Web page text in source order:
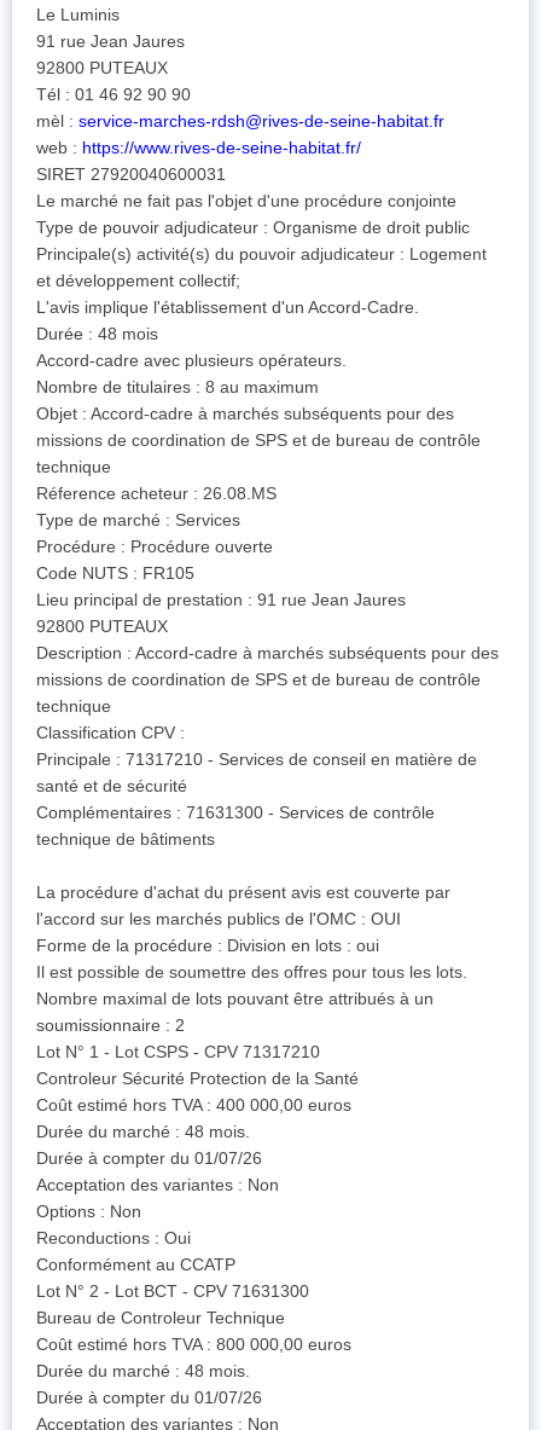
Le Luminis
91 rue Jean Jaures
92800 PUTEAUX
Tél : 01 46 92 90 90
mèl : service-marches-rdsh@rives-de-seine-habitat.fr
web : https://www.rives-de-seine-habitat.fr/
SIRET 27920040600031
Le marché ne fait pas l'objet d'une procédure conjointe
Type de pouvoir adjudicateur : Organisme de droit public
Principale(s) activité(s) du pouvoir adjudicateur : Logement
et développement collectif;
L'avis implique l'établissement d'un Accord-Cadre.
Durée : 48 mois
Accord-cadre avec plusieurs opérateurs.
Nombre de titulaires : 8 au maximum
Objet : Accord-cadre à marchés subséquents pour des
missions de coordination de SPS et de bureau de contrôle
technique
Réference acheteur : 26.08.MS
Type de marché : Services
Procédure : Procédure ouverte
Code NUTS : FR105
Lieu principal de prestation : 91 rue Jean Jaures
92800 PUTEAUX
Description : Accord-cadre à marchés subséquents pour des
missions de coordination de SPS et de bureau de contrôle
technique
Classification CPV :
Principale : 71317210 - Services de conseil en matière de
santé et de sécurité
Complémentaires : 71631300 - Services de contrôle
technique de bâtiments
La procédure d'achat du présent avis est couverte par
l'accord sur les marchés publics de l'OMC : OUI
Forme de la procédure : Division en lots : oui
Il est possible de soumettre des offres pour tous les lots.
Nombre maximal de lots pouvant être attribués à un
soumissionnaire : 2
Lot N° 1 - Lot CSPS - CPV 71317210
Controleur Sécurité Protection de la Santé
Coût estimé hors TVA : 400 000,00 euros
Durée du marché : 48 mois.
Durée à compter du 01/07/26
Acceptation des variantes : Non
Options : Non
Reconductions : Oui
Conformément au CCATP
Lot N° 2 - Lot BCT - CPV 71631300
Bureau de Controleur Technique
Coût estimé hors TVA : 800 000,00 euros
Durée du marché : 48 mois.
Durée à compter du 01/07/26
Acceptation des variantes : Non